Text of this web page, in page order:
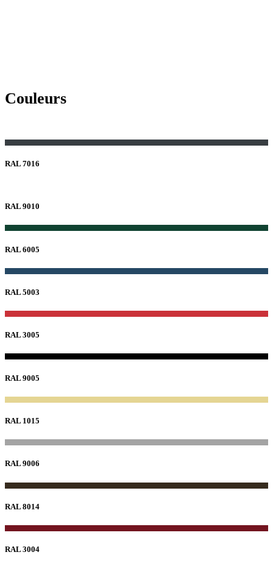
Couleurs
RAL 7016
RAL 9010
RAL 6005
RAL 5003
RAL 3005
RAL 9005
RAL 1015
RAL 9006
RAL 8014
RAL 3004